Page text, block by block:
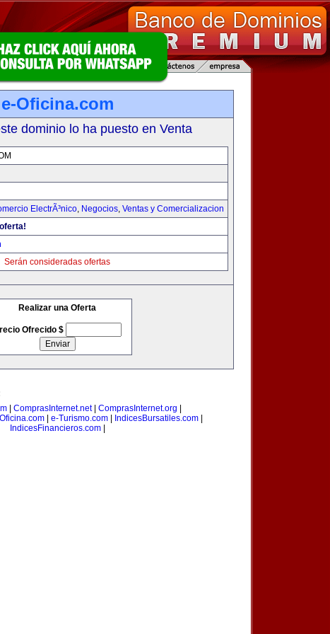
e-Oficina.com
dominio lo ha puesto en Venta
ElectrÃ³nico, Negocios, Ventas y Comercializacion
Serán consideradas ofertas
Realizar una Oferta
Ofrecido $
| ComprasInternet.net| ComprasInternet.org
e-Turismo.com IndicesBursatiles.com
IndicesFinancieros.com|